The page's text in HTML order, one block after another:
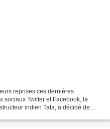
reprises ces dernières
sociaux Twitter et Facebook, la
indien Tata, a décidé de